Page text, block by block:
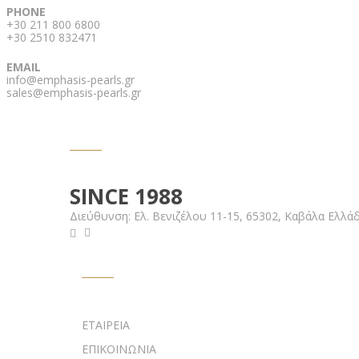
PHONE
+30 211 800 6800
+30 2510 832471
EMAIL
info@emphasis-pearls.gr
sales@emphasis-pearls.gr
SINCE 1988
Διεύθυνση: Ελ. Βενιζέλου 11-15, 65302, Καβάλα
ΕΤΑΙΡΕΙΑ
ΕΠΙΚΟΙΝΩΝΙΑ